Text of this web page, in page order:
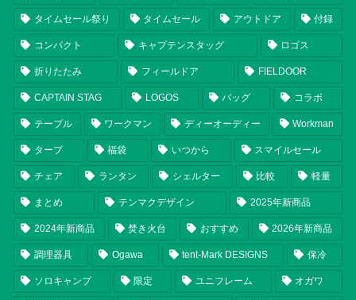
タイムセール祭り タイムセール アウトドア 付録
コンパクト キャプテンスタッグ ロゴス
折りたたみ フィールドア FIELDOOR
CAPTAIN STAG LOGOS バッグ コラボ
テーブル ワークマン ディーオーディー Workman
タープ 福袋 いつから スマイルセール
チェア ランタン シェルター 比較 軽量
まとめ テンマクデザイン 2025年新商品
2024年新商品 焚き火台 おすすめ 2026年新商品
調理器具 Ogawa tent-Mark DESIGNS 保冷
ソロキャンプ 限定 ユニフレーム オガワ